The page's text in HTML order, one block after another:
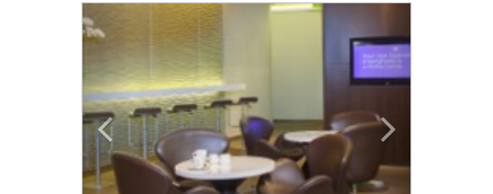
Previous